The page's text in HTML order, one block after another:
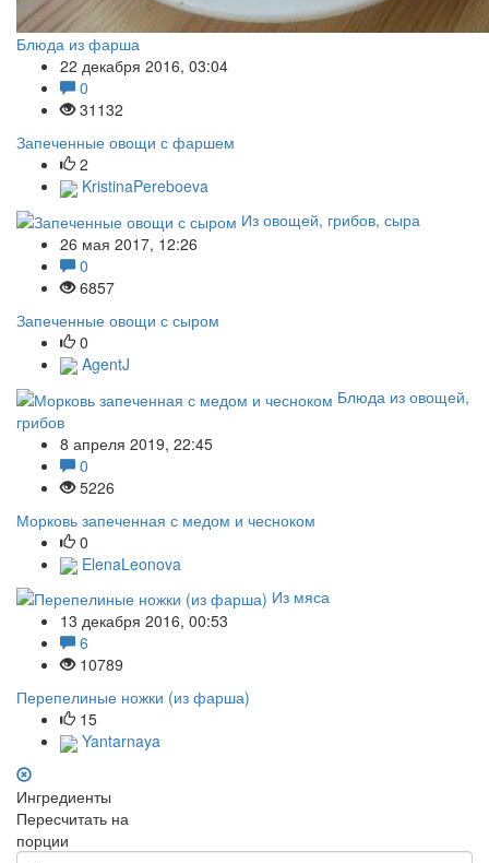
Блюда из фарша
22 декабря 2016, 03:04
0
31132
Запеченные овощи с фаршем
2
KristinaPereboeva
Из овощей, грибов, сыра
26 мая 2017, 12:26
0
6857
Запеченные овощи с сыром
0
AgentJ
Блюда из овощей,
грибов
8 апреля 2019, 22:45
0
5226
Морковь запеченная с медом и чесноком
0
ElenaLeonova
Из мяса
13 декабря 2016, 00:53
6
10789
Перепелиные ножки (из фарша)
15
Yantarnaya
Ингредиенты
Пересчитать на
порции